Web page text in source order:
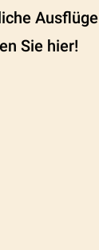
Ausflüge
Sie hier!